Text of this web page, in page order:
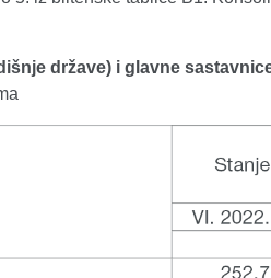
države) i glavne